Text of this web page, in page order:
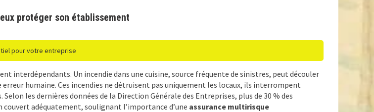
protéger son établissement
pour votre entreprise
interdépendants. Un incendie dans une cuisine, source fréquente de sinistres, peut découler
humaine. Ces incendies ne détruisent pas uniquement les locaux, ils interrompent
les dernières données de la Direction Générale des Entreprises, plus de 30 % des
adéquatement, soulignant l’importance d’une assurance multirisque